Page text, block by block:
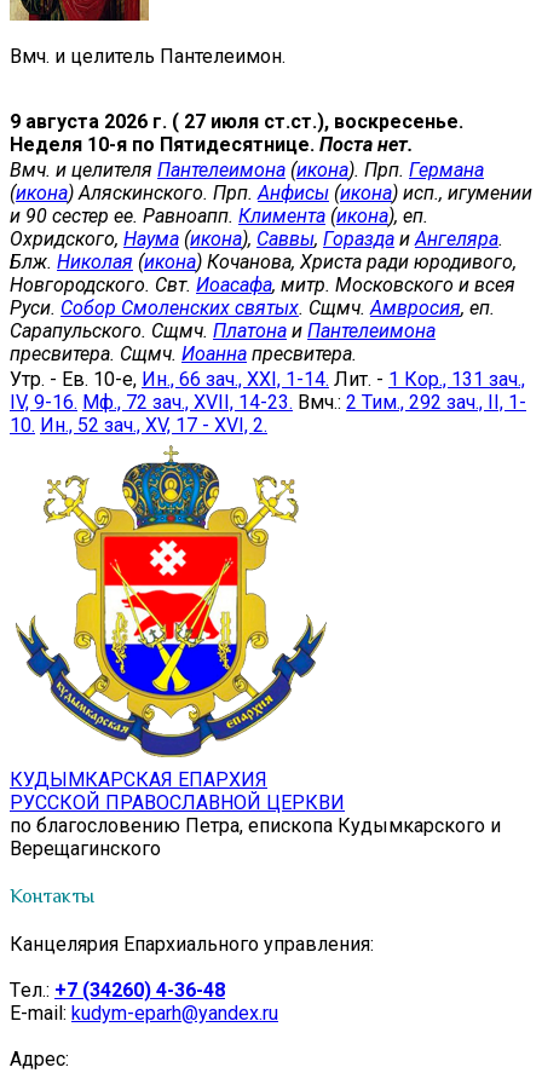
Вмч. и целитель Пантелеимон.
9 августа 2026 г. ( 27 июля ст.ст.), воскресенье.
Неделя 10-я по Пятидесятнице. Поста нет.
Вмч. и целителя Пантелеимона (икона). Прп. Германа
(икона) Аляскинского. Прп. Анфисы (икона) исп., игумении
и 90 сестер ее. Равноапп. Климента (икона), еп.
Охридского, Наума (икона), Саввы, Горазда и Ангеляра.
Блж. Николая (икона) Кочанова, Христа ради юродивого,
Новгородского. Свт. Иоасафа, митр. Московского и всея
Руси. Собор Смоленских святых. Сщмч. Амвросия, еп.
Сарапульского. Сщмч. Платона и Пантелеимона
пресвитера. Сщмч. Иоанна пресвитера.
Утр. - Ев. 10-е, Ин., 66 зач., XXI, 1-14. Лит. - 1 Кор., 131 зач.,
IV, 9-16. Мф., 72 зач., XVII, 14-23. Вмч.: 2 Тим., 292 зач., II, 1-
10. Ин., 52 зач., XV, 17 - XVI, 2.
КУДЫМКАРСКАЯ ЕПАРХИЯ
РУССКОЙ ПРАВОСЛАВНОЙ ЦЕРКВИ
по благословению Петра, епископа Кудымкарского и
Верещагинского
Контакты
Канцелярия Епархиального управления:
Tел.: +7 (34260) 4-36-48
E-mail: kudym-eparh@yandex.ru
Адрес: